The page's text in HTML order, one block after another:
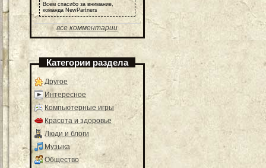
Всем спасибо за внимание,
команда NewPartners
все комментарии
Категории раздела
Другое
Интересное
Компьютерные игры
Красота и здоровье
Люди и блоги
Музыка
Общество